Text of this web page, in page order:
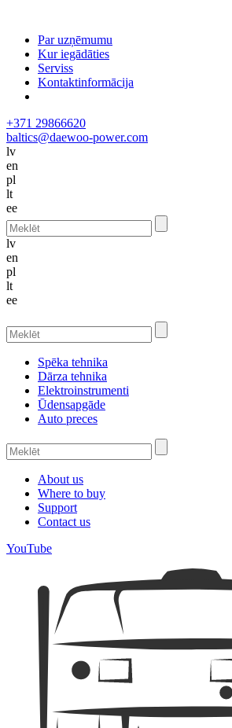
Par uzņēmumu
Kur iegādāties
Serviss
Kontaktinformācija
+371 29866620
baltics@daewoo-power.com
lv
en
pl
lt
ee
lv
en
pl
lt
ee
Spēka tehnika
Dārza tehnika
Elektroinstrumenti
Ūdensapgāde
Auto preces
About us
Where to buy
Support
Contact us
YouTube